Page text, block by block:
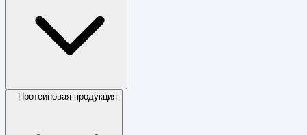
Протеиновая продукция